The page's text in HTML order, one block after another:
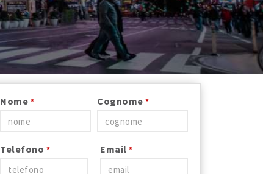
Nome * Cognome *
Telefono * Email *